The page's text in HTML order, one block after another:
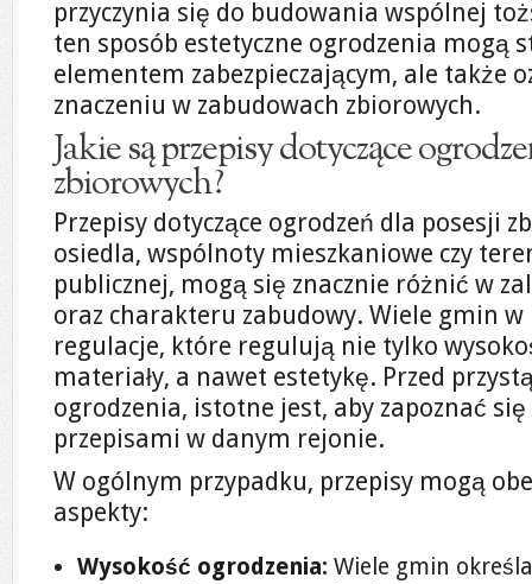
przyczynia się do budowania wspólnej
ten sposób estetyczne ogrodzenia mogą
elementem zabezpieczającym, ale także
znaczeniu w zabudowach zbiorowych.
Jakie są przepisy dotyczące
zbiorowych?
Przepisy dotyczące ogrodzeń dla posesji
osiedla, wspólnoty mieszkaniowe czy
publicznej, mogą się znacznie różnić w
oraz charakteru zabudowy. Wiele gmin w
regulacje, które regulują nie tylko
materiały, a nawet estetykę. Przed
ogrodzenia, istotne jest, aby zapoznać
przepisami w danym rejonie.
W ogólnym przypadku, przepisy mogą
aspekty:
Wysokość ogrodzenia: Wiele gmin